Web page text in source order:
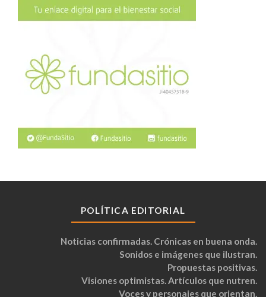
POLÍTICA EDITORIAL
Noticias confirmadas. Crónicas en buena onda.
Sonidos e imágenes que ilustran.
Propuestas positivas.
Visiones optimistas. Artículos que nutren.
Voces y personajes que orientan.